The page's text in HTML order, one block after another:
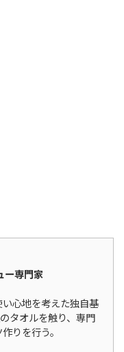
ー専門家
心地を考えた独自基
タオルを触り、専門
りを行う。